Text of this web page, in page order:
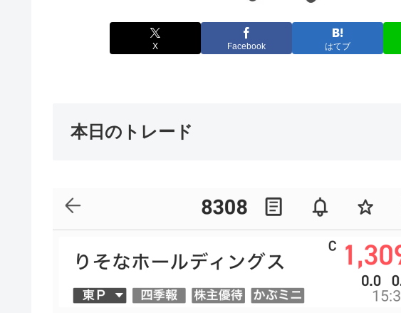
X Facebook はてブ
本日のトレード